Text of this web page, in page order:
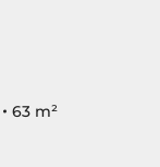
63 m²